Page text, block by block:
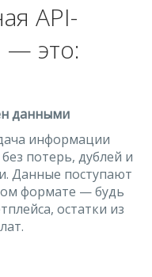
API-
— это:
данными
информации
потерь, дублей и
Данные поступают
формате — будь
остатки из